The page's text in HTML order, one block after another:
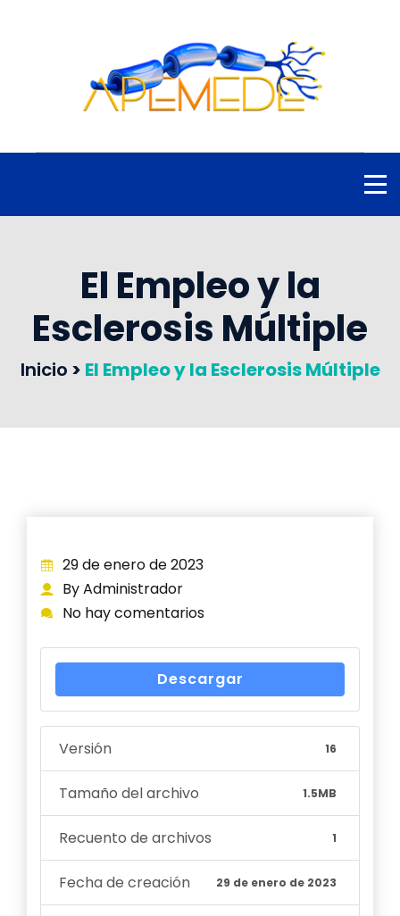
El Empleo y la
Esclerosis Múltiple
Inicio > El Empleo y la Esclerosis Múltiple
29 de enero de 2023
By Administrador
No hay comentarios
Descargar
Versión 16
Tamaño del archivo 1.5MB
Recuento de archivos 1
Fecha de creación 29 de enero de 2023